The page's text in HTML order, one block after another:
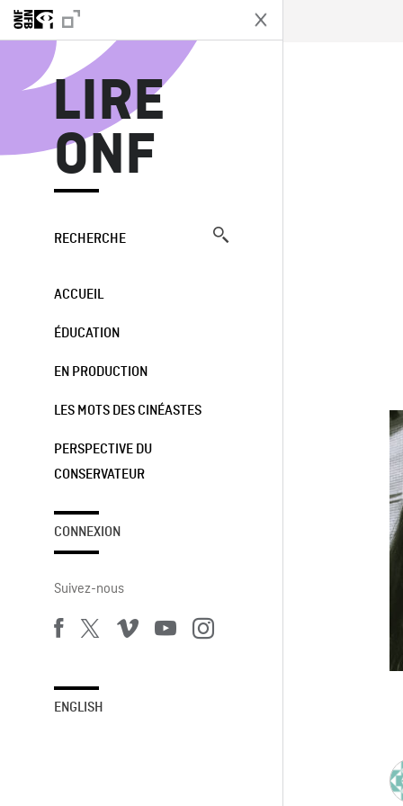
LIRE
ONF
RECHERCHE
ACCUEIL
ÉDUCATION
EN PRODUCTION
LES MOTS DES CINÉASTES
PERSPECTIVE DU
CONSERVATEUR
CONNEXION
Suivez-nous
ENGLISH